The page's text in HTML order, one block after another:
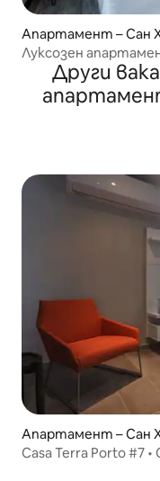
Апартамент – Сан
Луксозен
Други
Апартамент – Сан